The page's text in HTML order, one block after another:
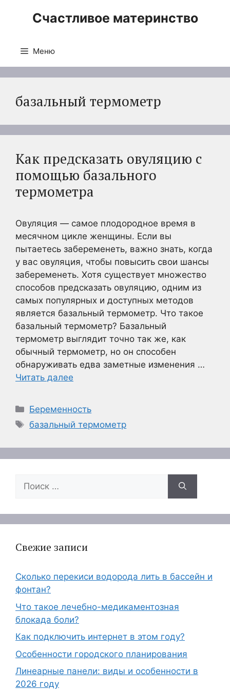
Счастливое материнство
Меню
базальный термометр
Как предсказать овуляцию с
помощью базального
термометра
Овуляция — самое плодородное время в
месячном цикле женщины. Если вы
пытаетесь забеременеть, важно знать, когда
у вас овуляция, чтобы повысить свои шансы
забеременеть. Хотя существует множество
способов предсказать овуляцию, одним из
самых популярных и доступных методов
является базальный термометр. Что такое
базальный термометр? Базальный
термометр выглядит точно так же, как
обычный термометр, но он способен
обнаруживать едва заметные изменения …
Читать далее
Рубрики
Беременность
Метки
базальный термометр
Поиск:
Свежие записи
Сколько перекиси водорода лить в бассейн и
фонтан?
Что такое лечебно-медикаментозная
блокада боли?
Как подключить интернет в этом году?
Особенности городского планирования
Линеарные панели: виды и особенности в
2026 году